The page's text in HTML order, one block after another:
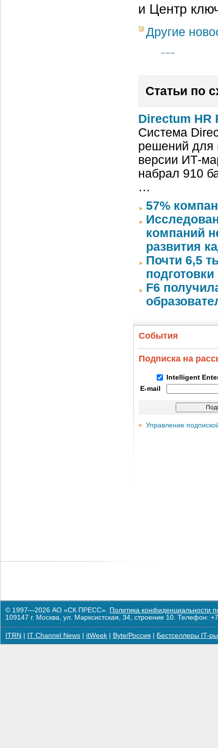
и Центр
Другие
Статьи по
Directum HR
Система
решений для
версии ИТ-
набрал 910
…
57%
компаний
развития
Почти 6,5
F6
События
Подписка на
Intelligent
E-mail
Управление
© 1997—2026 АО «СК ПРЕСС». Политика конфиденциальности
109147 г. Москва, ул. Марксистская, 34, строение 10. Телефон:
ITRN IT Channel News itWeek Byte/Россия Бестселлеры IT-